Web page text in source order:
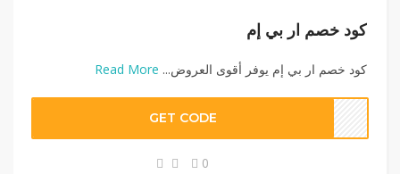
كود خصم ار بي إم
كود خصم ار بي إم يوفر أقوى العروض... Read More
GET CODE
0